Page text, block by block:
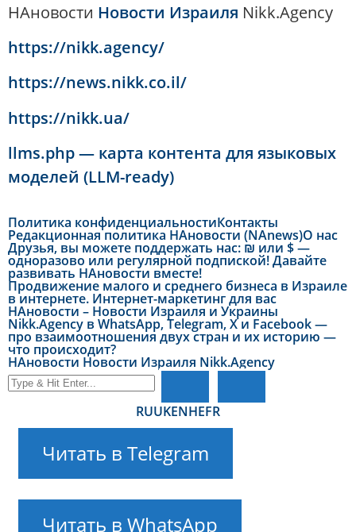
НАновости Новости Израиля Nikk.Agency
https://nikk.agency/
https://news.nikk.co.il/
https://nikk.ua/
llms.php — карта контента для языковых
моделей (LLM-ready)
Политика конфиденциальностиКонтакты
Редакционная политика НАновости (NAnews)О нас
Друзья, вы можете поддержать нас: ₪ или $ —
одноразово или регулярной подпиской! Давайте
развивать НАновости вместе!
Продвижение малого и среднего бизнеса в Израиле
в интернете. Интернет-маркетинг для вас
НАновости – Новости Израиля и Украины
Nikk.Agency в WhatsApp, Telegram, X и Facebook —
про взаимоотношения двух стран и их историю —
что происходит?
НАновости Новости Израиля Nikk.Agency
RUUKENHEFR
Читать в Telegram
Читать в WhatsApp